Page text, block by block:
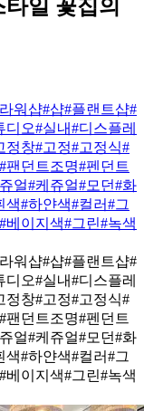
일 꽃집의
워샵#샵#플랜트샵#
디오#실내#디스플레
정창#고정#고정식#
#팬던트조명#펜던트
얼#케쥬얼#모던#화
색#하얀색#컬러#그
#베이지색#그린#녹색
워샵#샵#플랜트샵#
디오#실내#디스플레
정창#고정#고정식#
#팬던트조명#펜던트
얼#케쥬얼#모던#화
색#하얀색#컬러#그
#베이지색#그린#녹색